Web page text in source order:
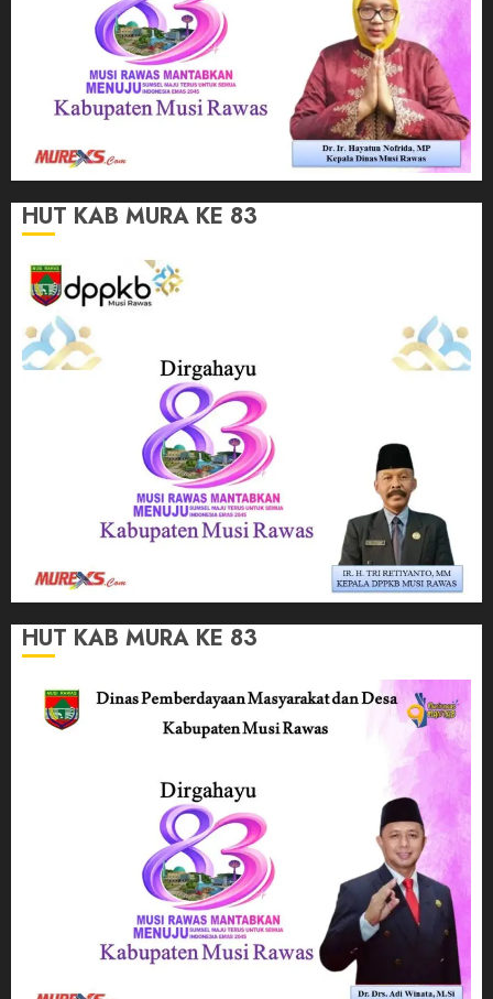
HUT KAB MURA KE 83
HUT KAB MURA KE 83